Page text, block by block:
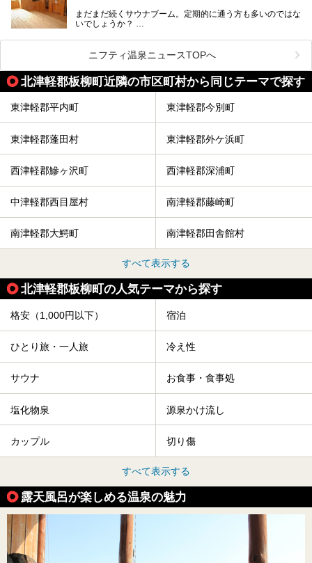
まだまだ続くサウナブーム。定期的に通う方も多いのではな
いでしょうか？
そこでコスパ抜群！1,000円以下でサウナを楽しめる施設を
紹介します。
格安でも充実の施設でサウナを楽しみませんか？
今回は青森県にある1,000円以下のおすすめサウナ施設を紹
介します！
ニフティ温泉ニュースTOPへ
北津軽郡板柳町近隣の市区町村から同じテーマで探す
東津軽郡平内町 東津軽郡今別町
東津軽郡蓬田村 東津軽郡外ケ浜町
西津軽郡鰺ヶ沢町 西津軽郡深浦町
中津軽郡西目屋村 南津軽郡藤崎町
南津軽郡大鰐町 南津軽郡田舎館村
すべて表示する
北津軽郡板柳町の人気テーマから探す
格安（1,000円以下） 宿泊
ひとり旅・一人旅 冷え性
サウナ お食事・食事処
塩化物泉 源泉かけ流し
カップル 切り傷
すべて表示する
露天風呂が楽しめる温泉の魅力